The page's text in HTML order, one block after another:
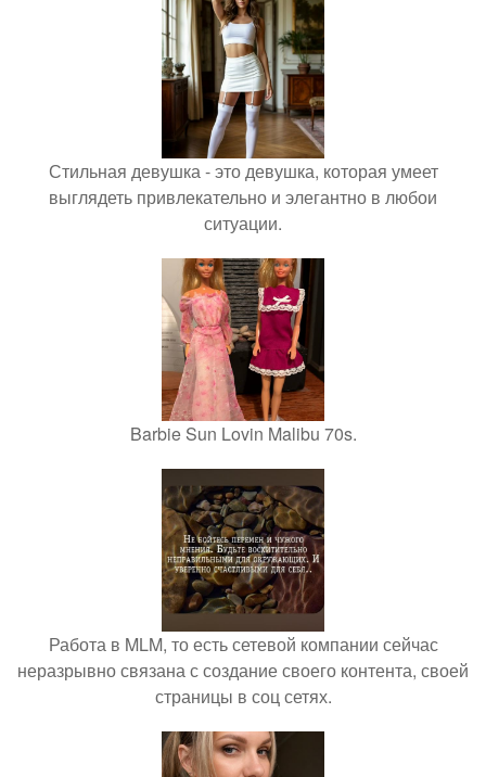
Стильная девушка - это девушка, которая умеет
выглядеть привлекательно и элегантно в любои
ситуации.
Barbie Sun Lovin Malibu 70s.
Работа в MLM, то есть сетевой компании сейчас
неразрывно связана с создание своего контента, своей
страницы в соц сетях.